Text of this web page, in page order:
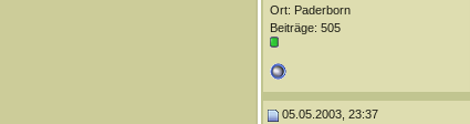
Ort: Paderborn
Beiträge: 505
05.05.2003, 23:37